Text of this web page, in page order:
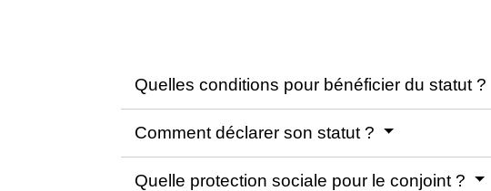
Quelles conditions pour bénéficier du statut ?
Comment déclarer son statut ?
Quelle protection sociale pour le conjoint ?